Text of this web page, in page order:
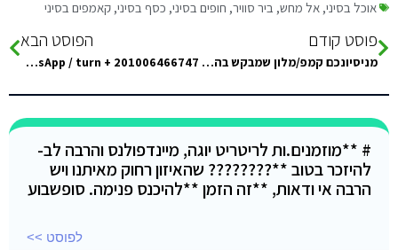
אוכל בסיני, אל מחש, ביר סוויר, חופים בסיני, כסף בסיני, קאמפים בסיני
פוסט קודם
מניסיונכם קמפ/מלון שמבקש בהזמנה מספר כרטיס אשראי לביטחון. האם לתת?
הפוסט הבא
Difference, distinction and peace of mind, Karamila Al-Gharb, Ras Shaitan, Nuweiba, for reservations and inquiries, WhatsApp / turn + 201006466747
# **מוזמנים.ות לריטריט יוגה, מיינדפולנס והרבה לב-
להיזכר בטוב **???????? שהאיזון רחוק מאיתנו ויש
הרבה אי ודאות, **זה הזמן **להיכנס פנימה. סופשבוע
לפוסט >>